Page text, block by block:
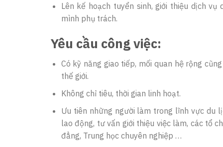
Lên kế hoạch tuyển sinh, giới thiệu dịch
mình phụ trách.
Yêu cầu công việc:
Có kỹ năng giao tiếp, mối quan hệ rộng
thế giới.
Không chỉ tiêu, thời gian linh hoạt.
Ưu tiên những người làm trong lĩnh vực du
lao động, tư vấn giới thiệu việc làm, các tổ
đẳng, Trung học chuyên nghiệp …